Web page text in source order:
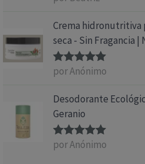
Crema hidronutritiva
seca - Sin Fragancia
Valorado
por Anónimo
Desodorante
Geranio
Valorado
por Anónimo